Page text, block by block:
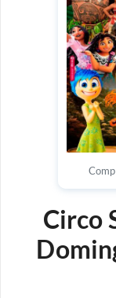
Circo